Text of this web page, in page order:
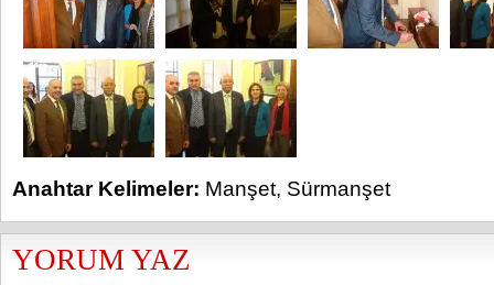
Anahtar Kelimeler: Manşet, Sürmanşet
YORUM YAZ